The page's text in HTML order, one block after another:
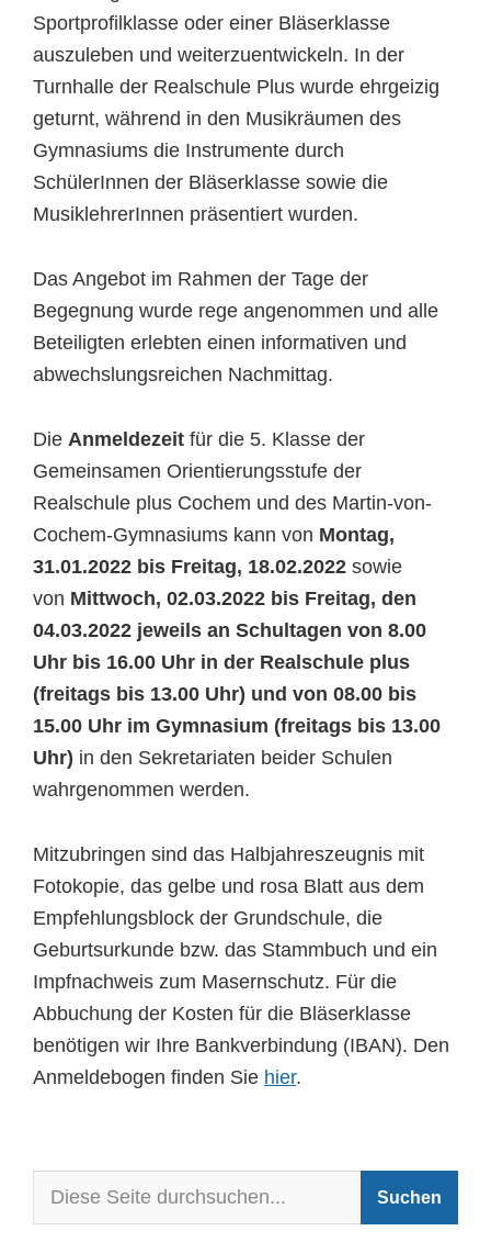
Sportprofilklasse oder einer Bläserklasse
auszuleben und weiterzuentwickeln. In der
Turnhalle der Realschule Plus wurde ehrgeizig
geturnt, während in den Musikräumen des
Gymnasiums die Instrumente durch
SchülerInnen der Bläserklasse sowie die
MusiklehrerInnen präsentiert wurden.
Das Angebot im Rahmen der Tage der
Begegnung wurde rege angenommen und alle
Beteiligten erlebten einen informativen und
abwechslungsreichen Nachmittag.
Die Anmeldezeit für die 5. Klasse der
Gemeinsamen Orientierungsstufe der
Realschule plus Cochem und des Martin-von-
Cochem-Gymnasiums kann von Montag,
31.01.2022 bis Freitag, 18.02.2022 sowie
von Mittwoch, 02.03.2022 bis Freitag, den
04.03.2022 jeweils an Schultagen von 8.00
Uhr bis 16.00 Uhr in der Realschule plus
(freitags bis 13.00 Uhr) und von 08.00 bis
15.00 Uhr im Gymnasium (freitags bis 13.00
Uhr) in den Sekretariaten beider Schulen
wahrgenommen werden.
Mitzubringen sind das Halbjahreszeugnis mit
Fotokopie, das gelbe und rosa Blatt aus dem
Empfehlungsblock der Grundschule, die
Geburtsurkunde bzw. das Stammbuch und ein
Impfnachweis zum Masernschutz. Für die
Abbuchung der Kosten für die Bläserklasse
benötigen wir Ihre Bankverbindung (IBAN). Den
Anmeldebogen finden Sie hier.